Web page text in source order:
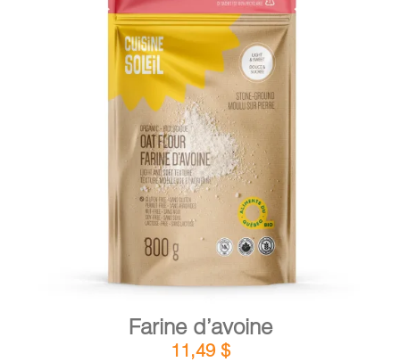
AJOUTER AU PANIER / DÉTAILS
Farine d’avoine
11,49 $